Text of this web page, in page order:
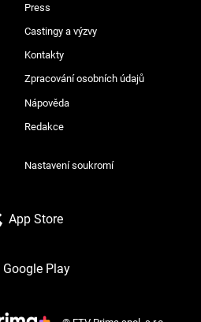
Press
Castingy a výzvy
Kontakty
Zpracování osobních údajů
Nápověda
Redakce
Nastavení soukromí
App Store
Google Play